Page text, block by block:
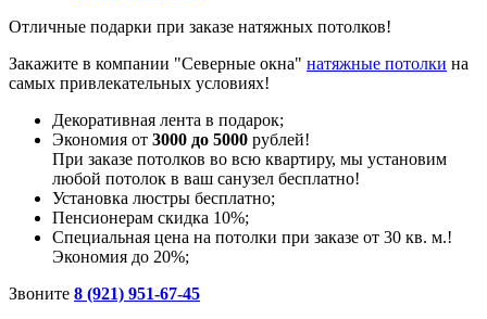
Отличные подарки при заказе натяжных потолков!
Закажите в компании "Северные окна" натяжные потолки на
самых привлекательных условиях!
Декоративная лента в подарок;
Экономия от 3000 до 5000 рублей!
При заказе потолков во всю квартиру, мы установим
любой потолок в ваш санузел бесплатно!
Установка люстры бесплатно;
Пенсионерам скидка 10%;
Специальная цена на потолки при заказе от 30 кв. м.!
Экономия до 20%;
Звоните 8 (921) 951-67-45